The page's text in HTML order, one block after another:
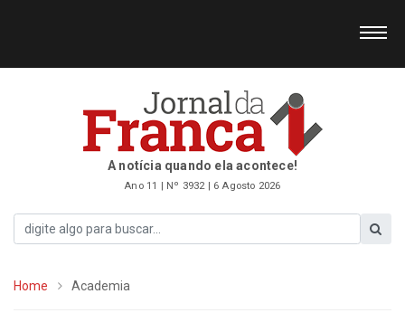
A notícia quando ela acontece!
Ano 11 | Nº 3932 | 6 Agosto 2026
Home Academia